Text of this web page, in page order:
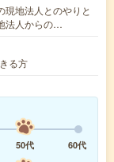
現地法人とのやりと
法人からの…
る方
50代
60代